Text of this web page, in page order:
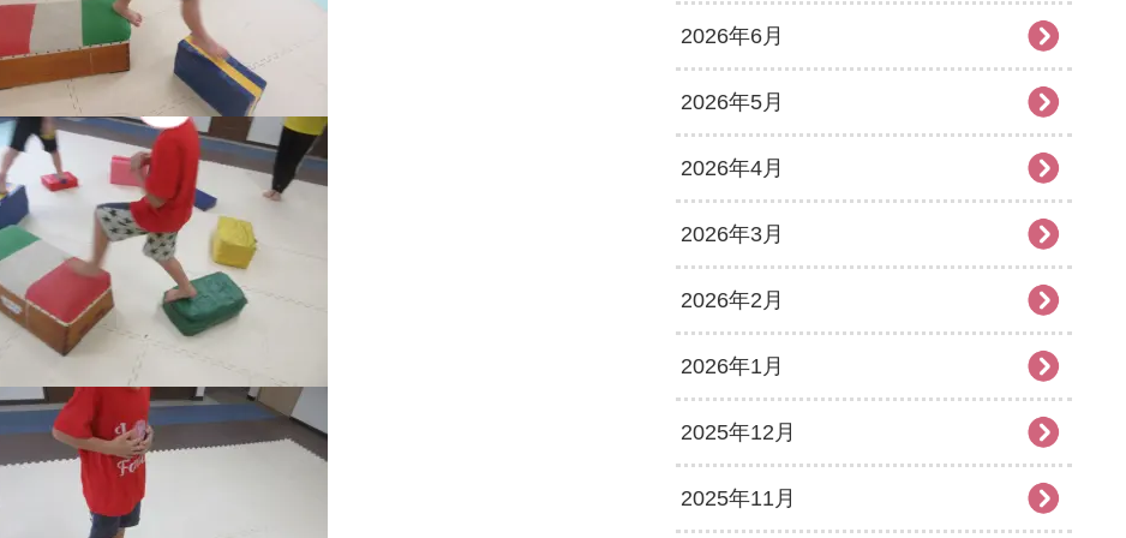
2026年6月
2026年5月
2026年4月
2026年3月
2026年2月
2026年1月
2025年12月
2025年11月